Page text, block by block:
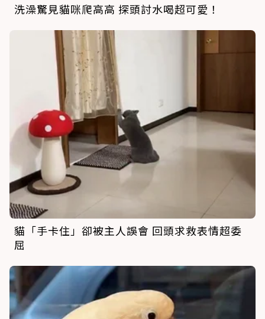
洗澡驚見貓咪爬高高 探頭討水喝超可愛！
貓「手卡住」卻被主人誤會 回頭求救表情超委
屈